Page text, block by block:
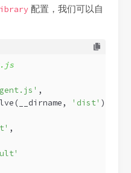
配置，我们可以自
,
'dist' ),
,